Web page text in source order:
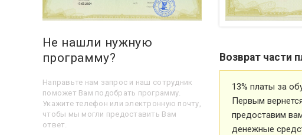
Возврат части
13% платы за
Первым
предоставим
денежные
Не нашли нужную
программу?
Направьте нам запрос и наш сотрудник
поможет Вам подобрать программу.
Укажите телефон или электронную почту,
чтобы мы могли предоставить Вам
ответ.